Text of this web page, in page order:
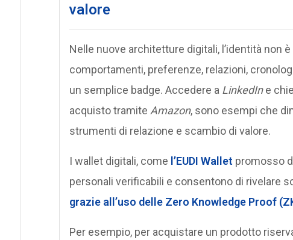
valore
Nelle nuove architetture digitali, l’identità non
comportamenti, preferenze, relazioni,
un semplice badge. Accedere a LinkedIne
acquisto tramite Amazon, sono esempi che
strumenti di relazione e scambio di valore.
I wallet digitali, come l’EUDI Wallet promosso
personali verificabili e consentono di rivelare
grazie all’uso delle Zero Knowledge Proof
Per esempio, per acquistare un prodotto